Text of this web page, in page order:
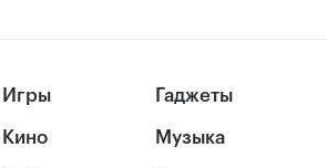
Игры
Кино
Гаджеты
Музыка